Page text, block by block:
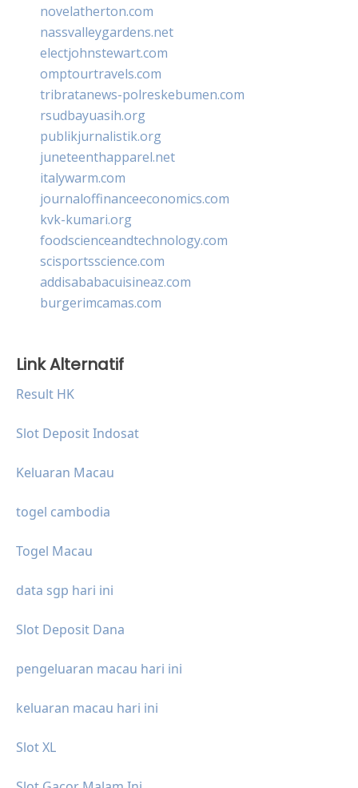
novelatherton.com
nassvalleygardens.net
electjohnstewart.com
omptourtravels.com
tribratanews-polreskebumen.com
rsudbayuasih.org
publikjurnalistik.org
juneteenthapparel.net
italywarm.com
journaloffinanceeconomics.com
kvk-kumari.org
foodscienceandtechnology.com
scisportsscience.com
addisababacuisineaz.com
burgerimcamas.com
Link Alternatif
Result HK
Slot Deposit Indosat
Keluaran Macau
togel cambodia
Togel Macau
data sgp hari ini
Slot Deposit Dana
pengeluaran macau hari ini
keluaran macau hari ini
Slot XL